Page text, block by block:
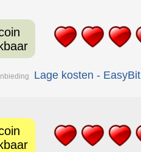
Lage kosten - EasyBit